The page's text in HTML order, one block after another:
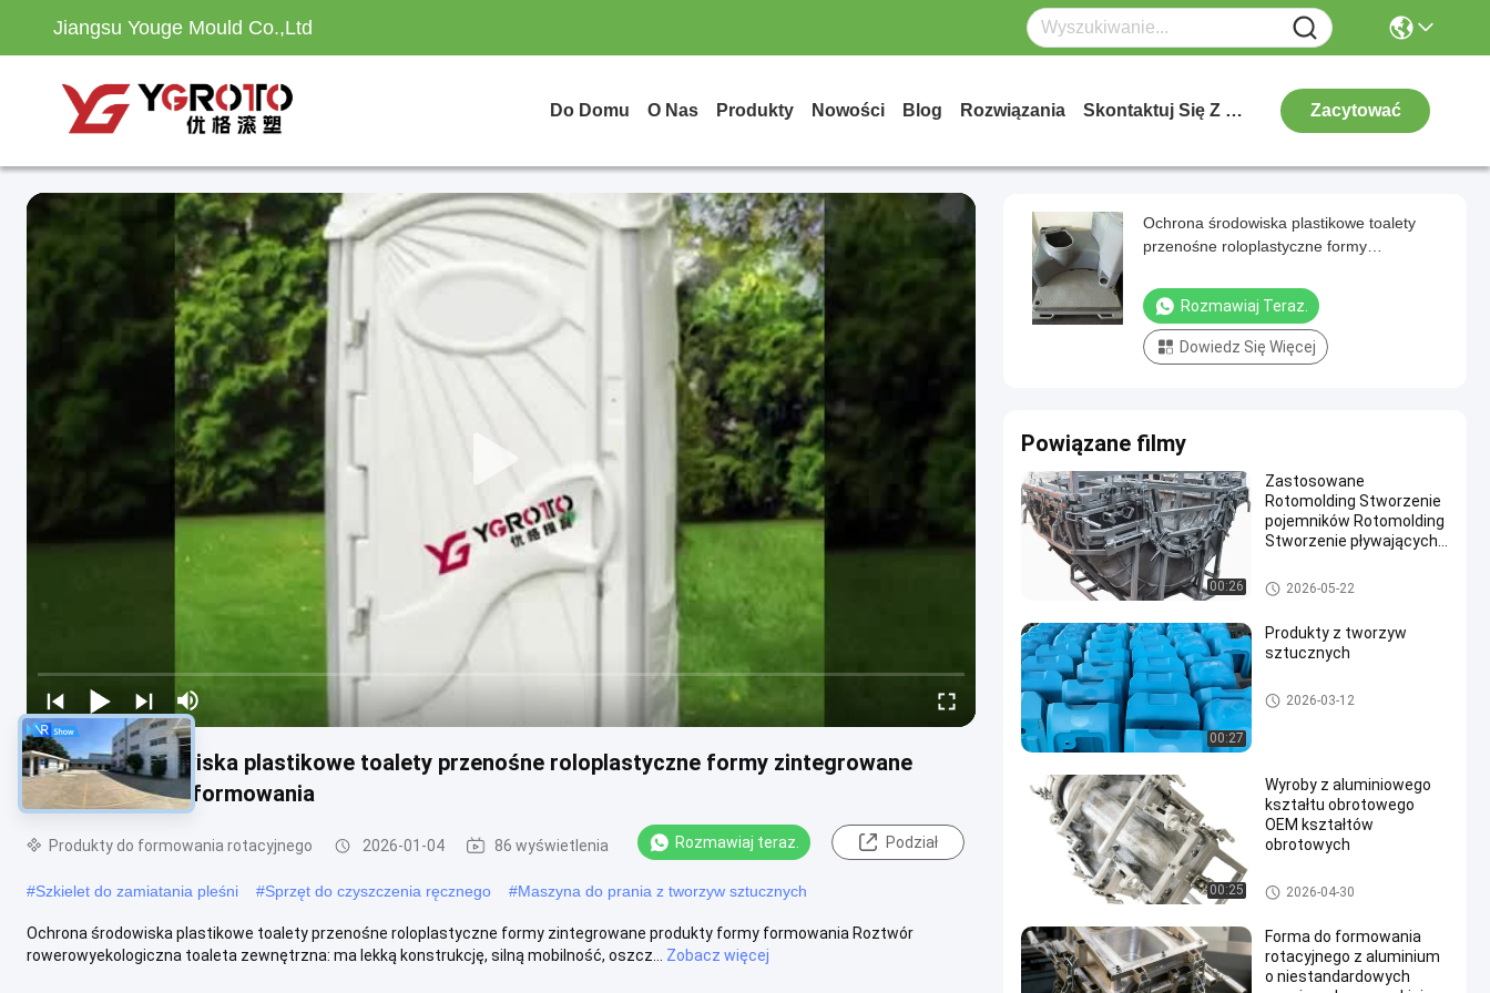
Jiangsu Youge Mould Co.,Ltd
Do Domu O Nas Produkty Nowości Blog Rozwiązania Skontaktuj Się Z Nami Zacytować
Ochrona środowiska plastikowe toalety przenośne roloplastyczne formy zintegrowane
produkty formy formowania
Produkty do formowania rotacyjnego 2026-01-04 86 wyświetlenia Rozmawiaj teraz. Podział
#Szkielet do zamiatania pleśni #Sprzęt do czyszczenia ręcznego #Maszyna do prania z tworzyw sztucznych
Ochrona środowiska plastikowe toalety przenośne roloplastyczne formy zintegrowane produkty formy formowania Roztwór
rowerowyekologiczna toaleta zewnętrzna: ma lekką konstrukcję, silną mobilność, oszcz...
Zobacz więcej
Ochrona środowiska plastikowe toalety
przenośne roloplastyczne formy
Rozmawiaj Teraz.
Dowiedz Się Więcej
Powiązane filmy
00:26
Zastosowane
Rotomolding Stworzenie
pojemników Rotomolding
Stworzenie pływających
Stworzenie pudełkowe
Rotomolding Stworzenie
formy
formy do formowania rotacyjn
ego
2026-05-22
00:27
Produkty z tworzyw
sztucznych
Produkty do formowania rotac
yjnego
2026-03-12
00:25
Wyroby z aluminiowego
kształtu obrotowego
OEM kształtów
obrotowych
formy do formowania rotacyjn
ego
2026-04-30
Forma do formowania
rotacyjnego z aluminium
o niestandardowych